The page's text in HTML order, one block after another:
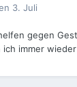
3. Juli
gegen
ich immer